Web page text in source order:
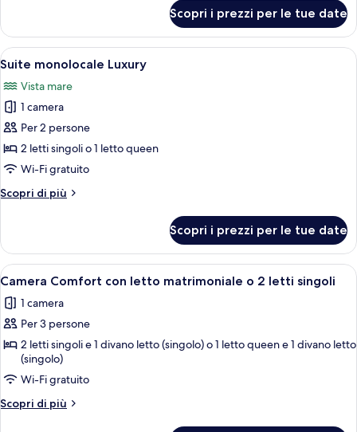
monolocale
Deluxe
Scopri i prezzi per le tue date
Apri
tutte
le
foto
per
Suite
monolocale
Una camera d'albergo con un letto
1
Suite monolocale Luxury
Vista mare
1 camera
Per 2 persone
2 letti singoli o 1 letto queen
Wi-Fi gratuito
Scopri di più
Altri
monolocale
Luxury
Scopri i prezzi per le tue date
Apri
tutte
le
foto
per
Camera
Comfort
con
Camera d'albergo con un letto
1
Camera Comfort con letto matrimoniale o 2 letti singoli
1 camera
Per 3 persone
2 letti singoli e 1 divano letto (singolo) o 1 letto queen e 1 divano letto
(singolo)
Wi-Fi gratuito
Scopri di più
Altri